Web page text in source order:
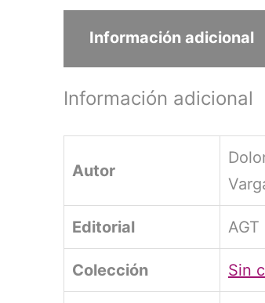
Información adicional
Información adicional
Autor
Editorial AGT
Colección Sin